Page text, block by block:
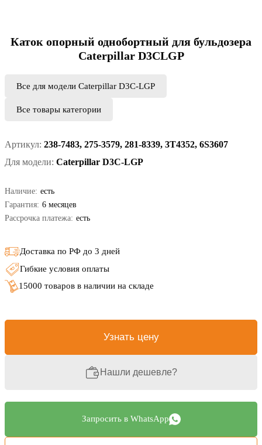
Каток опорный однобортный для бульдозера
Caterpillar D3CLGP
Все для модели Caterpillar D3C-LGP
Все товары категории
Артикул: 238-7483, 275-3579, 281-8339, 3T4352, 6S3607
Для модели: Caterpillar D3C-LGP
Наличие: есть
Гарантия: 6 месяцев
Рассрочка платежа: есть
Доставка по РФ до 3 дней
Гибкие условия оплаты
15000 товаров в наличии на складе
Узнать цену
Нашли дешевле?
Запросить в WhatsApp